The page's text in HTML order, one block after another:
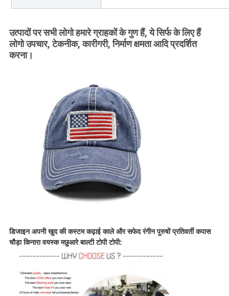
उत्पादों पर सभी लोगो हमारे ग्राहकों के गुण हैं, ये सिर्फ के लिए हैं
लोगो उपचार, टेकनीक, कारीगरी, निर्माण क्षमता आदि प्रदर्शित
करना।
डिजाइन अपनी खुद की कस्टम कढ़ाई काले और सफेद रंगीन पुरुषों प्रतिवर्ती कपास
चौड़ा किनारा वयस्क मछुआरे बाल्टी टोपी टोपी: